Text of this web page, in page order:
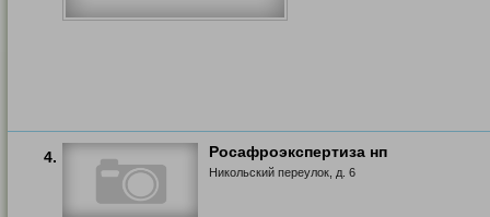
4. Росафроэкспертиза нп
Никольский переулок, д. 6